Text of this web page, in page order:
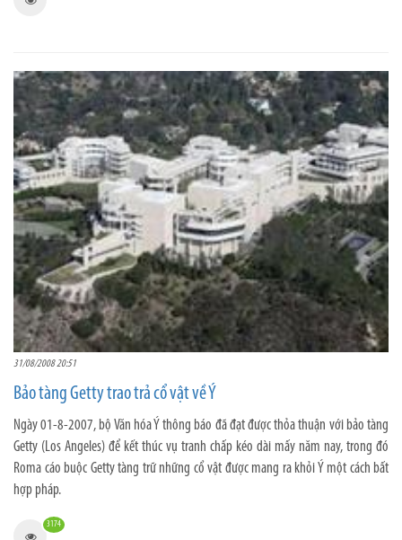
31/08/2008 20:51
Bảo tàng Getty trao trả cổ vật về Ý
Ngày 01-8-2007, bộ Văn hóa Ý thông báo đã đạt được thỏa thuận với bảo tàng
Getty (Los Angeles) để kết thúc vụ tranh chấp kéo dài mấy năm nay, trong đó
Roma cáo buộc Getty tàng trữ những cổ vật được mang ra khỏi Ý một cách bất
hợp pháp.
3174